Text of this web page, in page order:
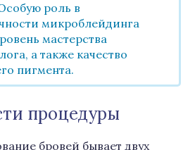
роль в
микроблейдинга
мастерства
а также качество
пигмента.
процедуры
бровей бывает двух